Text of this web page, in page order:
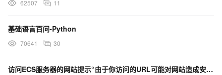
62507 11
基础语言百问-Python
70641 30
访问ECS服务器的网站提示“由于你访问的URL可能对网站造成安全威胁，您的访问被阻断”，这是什么原因？